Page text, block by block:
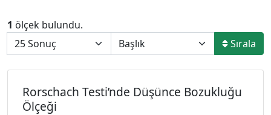
1 ölçek bulundu.
Sırala
Rorschach Testi’nde Düşünce Bozukluğu
Ölçeği